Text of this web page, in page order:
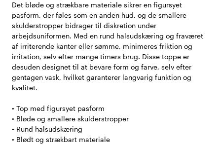
Det bløde og strækbare materiale sikrer en figursyet
pasform, der føles som en anden hud, og de smallere
skulderstropper bidrager til diskretion under
arbejdsuniformen. Med en rund halsudskæring og fraværet
af irriterende kanter eller sømme, minimeres friktion og
irritation, selv efter mange timers brug. Disse toppe er
desuden designet til at bevare form og farve, selv efter
gentagen vask, hvilket garanterer langvarig funktion og
kvalitet.
• Top med figursyet pasform
• Bløde og smallere skulderstropper
• Rund halsudskæring
• Blødt og strækbart materiale